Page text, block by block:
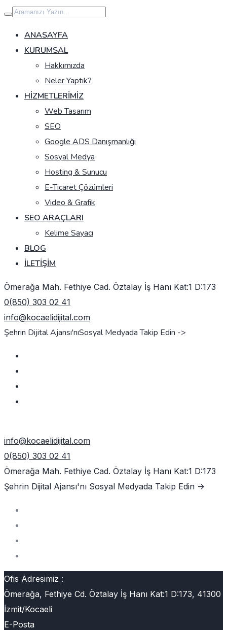
İçeriğe
geç
ANASAYFA
KURUMSAL
Hakkımızda
Neler Yaptık?
HIZMETLERIMIZ
Web Tasarım
SEO
Google ADS Danışmanlığı
Sosyal Medya
Hosting & Sunucu
E-Ticaret Çözümleri
Video & Grafik
SEO ARAÇLARI
Kelime Sayacı
BLOG
İLETIŞIM
Ömerağa Mah. Fethiye Cad. Öztalay İş Hanı Kat:1 D:173
0(850) 303 02 41
info@kocaelidijital.com
Şehrin Dijital Ajansı'nıSosyal Medyada Takip Edin ->
info@kocaelidijital.com
0(850) 303 02 41
Ömerağa Mah. Fethiye Cad. Öztalay İş Hanı Kat:1 D:173
Şehrin Dijital Ajansı'nı Sosyal Medyada Takip Edin ->
Ofis Adresimiz :
Ömerağa, Fethiye Cd. Öztalay İş Hanı Kat:1 D:173, 41300
İzmit/Kocaeli
E-Posta